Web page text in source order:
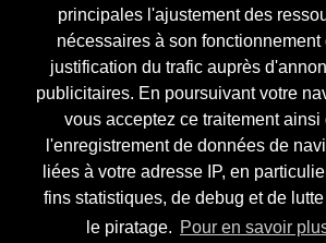
principales l'ajustement des
nécessaires à son fonctionnement
justification du trafic auprès
publicitaires. En poursuivant votre
vous acceptez ce traitement ainsi
l'enregistrement de données de
liées à votre adresse IP, en
fins statistiques, de debug et de
le piratage. Pour en savoir
Réalisations
Divers (et d’été)
Annonces
Liens externes
Téléchargement